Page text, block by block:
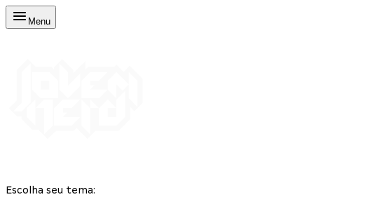
Menu
Escolha seu tema: